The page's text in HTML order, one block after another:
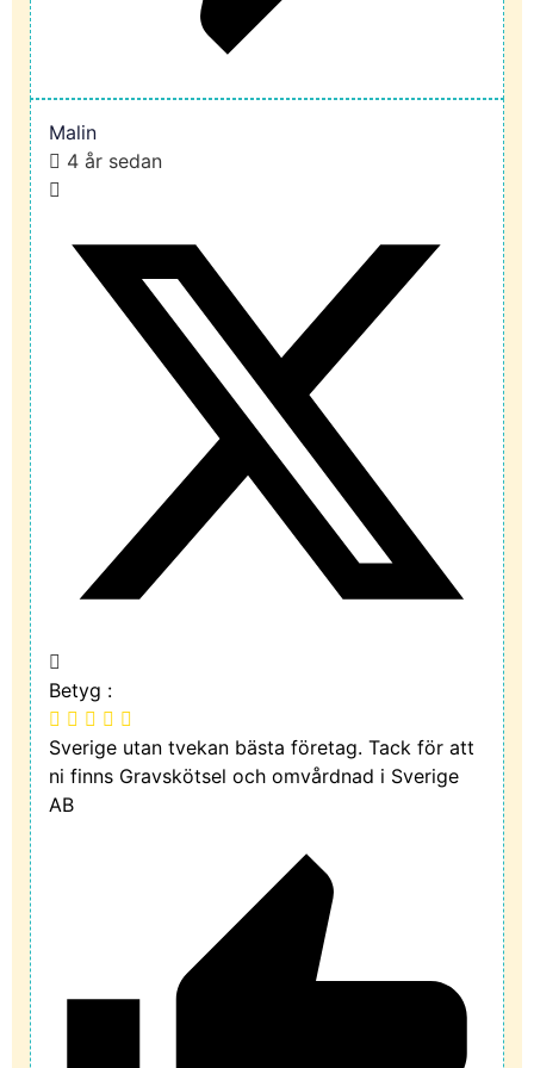
Malin
4 år sedan
Betyg :
Sverige utan tvekan bästa företag. Tack för att
ni finns Gravskötsel och omvårdnad i Sverige
AB